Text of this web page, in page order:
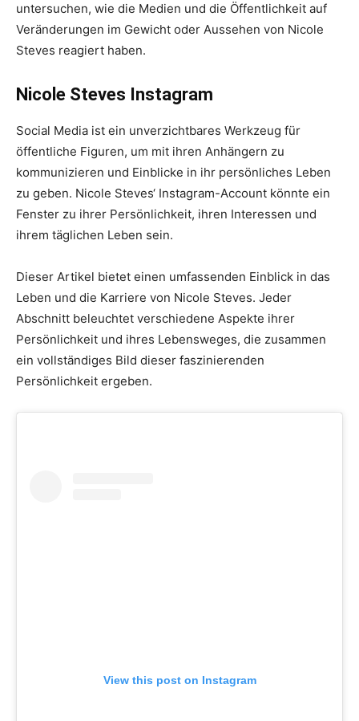
untersuchen, wie die Medien und die Öffentlichkeit auf
Veränderungen im Gewicht oder Aussehen von Nicole
Steves reagiert haben.
Nicole Steves Instagram
Social Media ist ein unverzichtbares Werkzeug für
öffentliche Figuren, um mit ihren Anhängern zu
kommunizieren und Einblicke in ihr persönliches Leben
zu geben. Nicole Steves‘ Instagram-Account könnte ein
Fenster zu ihrer Persönlichkeit, ihren Interessen und
ihrem täglichen Leben sein.
Dieser Artikel bietet einen umfassenden Einblick in das
Leben und die Karriere von Nicole Steves. Jeder
Abschnitt beleuchtet verschiedene Aspekte ihrer
Persönlichkeit und ihres Lebensweges, die zusammen
ein vollständiges Bild dieser faszinierenden
Persönlichkeit ergeben.
View this post on Instagram